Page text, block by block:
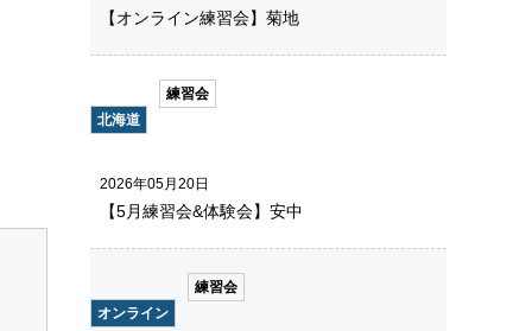
【オンライン練習会】菊地
北海道
練習会
2026年05月20日
【5月練習会&体験会】安中
オンライン
練習会